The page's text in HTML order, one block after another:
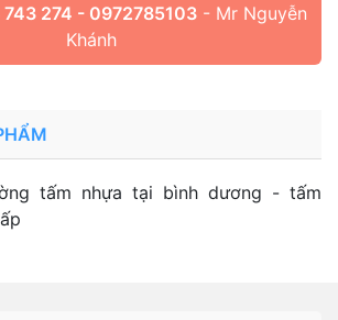
274 - 0972785103- Mr Nguyễn
Khánh
tấm nhựa tại bình dương - tấm